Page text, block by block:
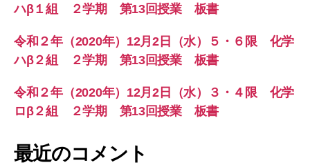
ハβ１組 ２学期 第13回授業 板書
令和２年（2020年）12月2日（水）５・６限 化学
ハβ２組 ２学期 第13回授業 板書
令和２年（2020年）12月2日（水）３・４限 化学
ロβ２組 ２学期 第13回授業 板書
最近のコメント